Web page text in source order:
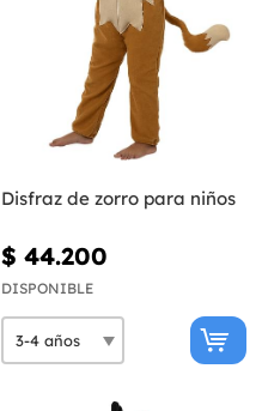
Disfraz de zorro para niños
$ 44.200
DISPONIBLE